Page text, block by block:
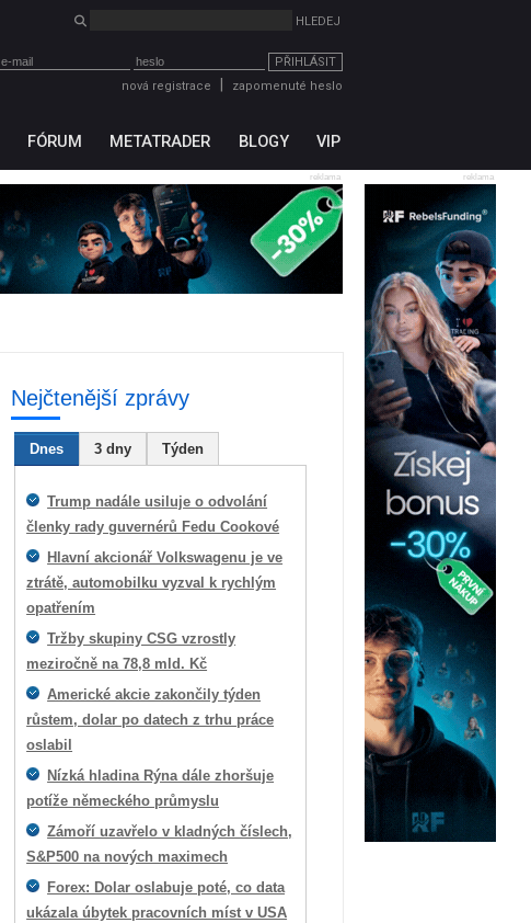
PŘIHLÁSIT
nová registrace
zapomenuté heslo
FÓRUM METATRADER BLOGY VIP
reklama
reklama
Nejčtenější zprávy
Dnes 3 dny Týden
Trump nadále usiluje o odvolání
členky rady guvernérů Fedu Cookové
Hlavní akcionář Volkswagenu je ve
ztrátě, automobilku vyzval k rychlým
opatřením
Tržby skupiny CSG vzrostly
meziročně na 78,8 mld. Kč
Americké akcie zakončily týden
růstem, dolar po datech z trhu práce
oslabil
Nízká hladina Rýna dále zhoršuje
potíže německého průmyslu
Zámoří uzavřelo v kladných číslech,
S&P500 na nových maximech
Forex: Dolar oslabuje poté, co data
ukázala úbytek pracovních míst v USA